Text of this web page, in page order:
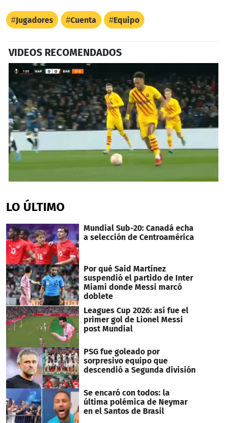
Jugadores Cuenta Equipo
VIDEOS RECOMENDADOS
of
12
53
seconds
LO ÚLTIMO
Mundial Sub-20: Canadá echa
a selección de Centroamérica
Por qué Said Martínez
suspendió el partido de Inter
Miami donde Messi marcó
doblete
Leagues Cup 2026: así fue el
primer gol de Lionel Messi
post Mundial
PSG fue goleado por
sorpresivo equipo que
descendió a Segunda división
Se encaró con todos: la
última polémica de Neymar
en el Santos de Brasil